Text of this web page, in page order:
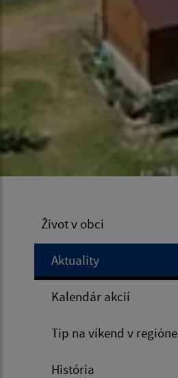
Život v obci
Aktuality
Kalendár akcií
Tip na víkend v regióne
História